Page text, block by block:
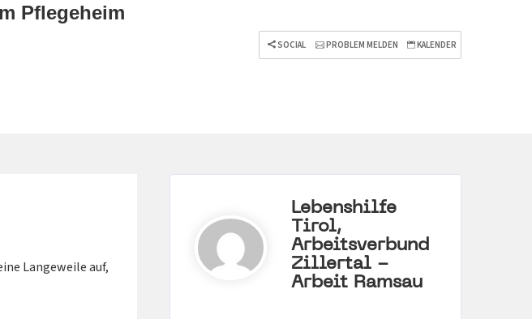
Pflegeheim
SOCIAL PROBLEM MELDEN KALENDER
Langeweile auf,
Lebenshilfe
Tirol,
Arbeitsverbund
Zillertal -
Arbeit Ramsau